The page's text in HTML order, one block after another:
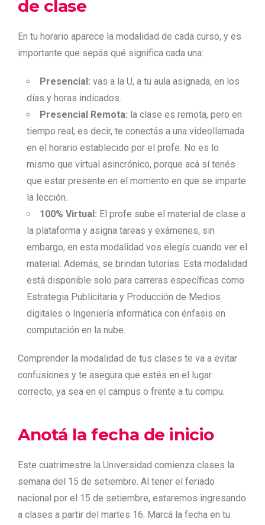
de clase
En tu horario aparece la modalidad de cada curso, y es
importante que sepás qué significa cada una:
Presencial: vas a la U, a tu aula asignada, en los
días y horas indicados.
Presencial Remota: la clase es remota, pero en
tiempo real, es decir, te conectás a una videollamada
en el horario establecido por el profe. No es lo
mismo que virtual asincrónico, porque acá sí tenés
que estar presente en el momento en que se imparte
la lección.
100% Virtual: El profe sube el material de clase a
la plataforma y asigna tareas y exámenes, sin
embargo, en esta modalidad vos elegís cuando ver el
material. Además, se brindan tutorías. Esta modalidad
está disponible solo para carreras específicas como
Estrategia Publicitaria y Producción de Medios
digitales o Ingeniería informática con énfasis en
computación en la nube.
Comprender la modalidad de tus clases te va a evitar
confusiones y te asegura que estés en el lugar
correcto, ya sea en el campus o frente a tu compu.
Anotá la fecha de inicio
Este cuatrimestre la Universidad comienza clases la
semana del 15 de setiembre. Al tener el feriado
nacional por el 15 de setiembre, estaremos ingresando
a clases a partir del martes 16. Marcá la fecha en tu